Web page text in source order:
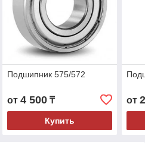
Подшипник 575/572
от 4 500₸
Купить
от